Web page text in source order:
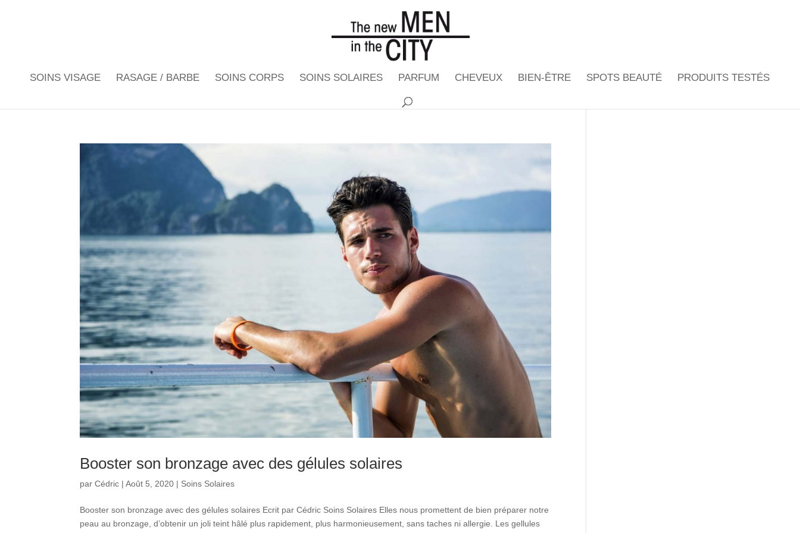
SOINS VISAGE RASAGE / BARBE SOINS CORPS SOINS SOLAIRES PARFUM CHEVEUX BIEN-ÊTRE SPOTS BEAUTÉ PRODUITS TESTÉS
Booster son bronzage avec des gélules solaires
parCédric |Août 5, 2020 | Soins Solaires
Booster son bronzage avec des gélules solaires Ecrit par Cédric Soins Solaires Elles nous promettent de bien préparer notre
peau au bronzage, d’obtenir un joli teint hâlé plus rapidement, plus harmonieusement, sans taches ni allergie. Les gellules